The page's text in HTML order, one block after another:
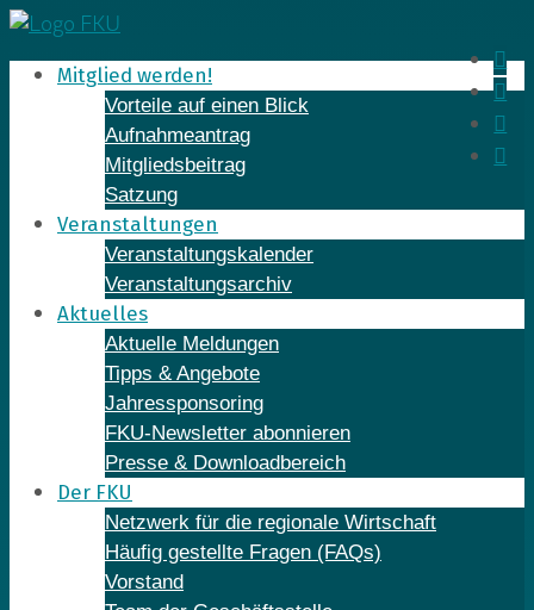
Skip
to
contentMitglied werden!
Vorteile auf einen Blick
Aufnahmeantrag
Mitgliedsbeitrag
Satzung
Veranstaltungen
Veranstaltungskalender
Veranstaltungsarchiv
Aktuelles
Aktuelle Meldungen
Tipps & Angebote
Jahressponsoring
FKU-Newsletter abonnieren
Presse & Downloadbereich
Der FKU
Netzwerk für die regionale Wirtschaft
Häufig gestellte Fragen (FAQs)
Vorstand